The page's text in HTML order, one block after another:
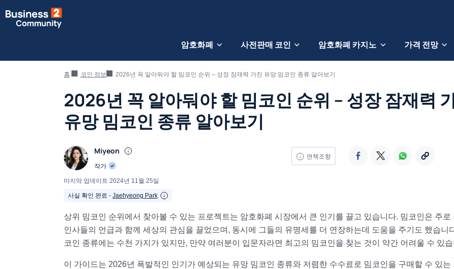
암호화폐 사전판매 코인 암호화폐 카지노 가격 전망
홈 코인 정보 2026년 꼭 알아둬야 할 밈코인 순위 – 성장 잠재력 가진 유망 밈코인 종류 알아보기
2026년 꼭 알아둬야 할 밈코인 순위 – 성장 잠재력
유망 밈코인 종류 알아보기
사실 확인 완료 - Jaehyeong Park
Miyeon
작가
면책조항
마지막 업데이트 2024년 11월 25일
상위 밈코인 순위에서 찾아볼 수 있는 프로젝트는 암호화폐 시장에서 큰 인기를 끌고 있습니다. 밈코인은 주로
인사들의 언급과 함께 세상의 관심을 끌었으며, 동시에 그들의 유명세를 더 연장하는데 도움을 주기도 했습니
코인 종류에는 수천 가지가 있지만, 만약 여러분이 입문자라면 최고의 밈코인을 찾는 것이 약간 어려울 수 있
이 가이드는 2026년 폭발적인 인기가 예상되는 유망 밈코인 종류와 저렴한 수수료로 밈코인을 구매할 수 있는